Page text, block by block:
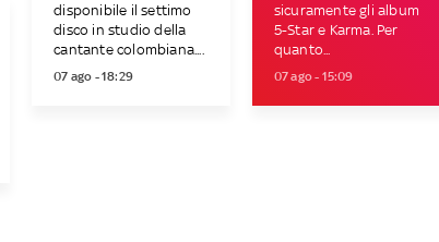
disponibile il settimo
disco in studio della
cantante colombiana....
07 ago - 18:29
sicuramente gli album
5-Star e Karma. Per
quanto...
07 ago - 15:09